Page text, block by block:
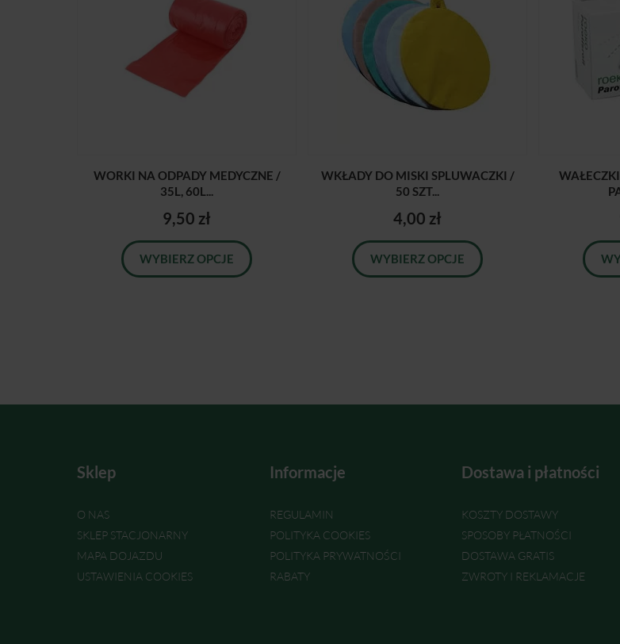
WORKI NA ODPADY MEDYCZNE /
35L, 60L...
9,50 zł
WYBIERZ OPCJE
WKŁADY DO MISKI SPLUWACZKI /
50 SZT...
4,00 zł
WYBIERZ OPCJE
Sklep
O NAS
SKLEP STACJONARNY
MAPA DOJAZDU
USTAWIENIA COOKIES
Informacje
REGULAMIN
POLITYKA COOKIES
POLITYKA PRYWATNOŚCI
RABATY
Dostawa i płatności
KOSZTY DOSTAWY
SPOSOBY PŁATNOŚCI
DOSTAWA GRATIS
ZWROTY I REKLAMACJE